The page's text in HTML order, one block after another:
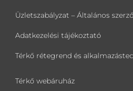
Üzletszabályzat – Általános
Adatkezelési tájékoztató
Térkő rétegrend és
Térkő webáruház